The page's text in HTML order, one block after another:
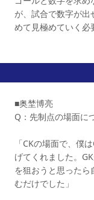
が、試合で数字が
めて見極めていく必
■奥埜博亮
Q：先制点の場面に
「CKの場面で、僕
げてくれました。
を狙おうと思った
むだけでした」